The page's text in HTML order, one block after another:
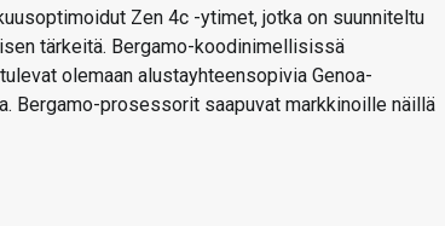
Zen 4c -ytimet, jotka on suunniteltu
tärkeitä. Bergamo-koodinimellisissä
olemaan alustayhteensopivia Genoa-
Bergamo-prosessorit saapuvat markkinoille näillä